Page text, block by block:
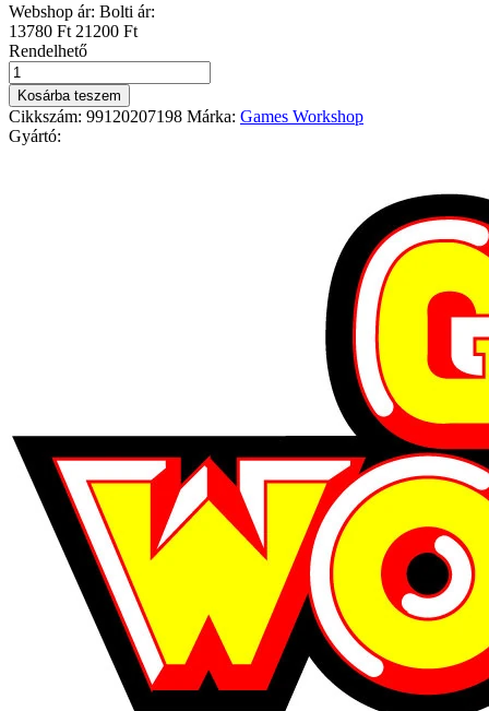
Webshop ár: Bolti ár:
13780 Ft 21200 Ft
Rendelhető
OSSIARCH
BONEREAPERS:
MORTEK
TRIAXES
mennyiség
Kosárba teszem
Cikkszám: 99120207198 Márka: Games Workshop
Gyártó: